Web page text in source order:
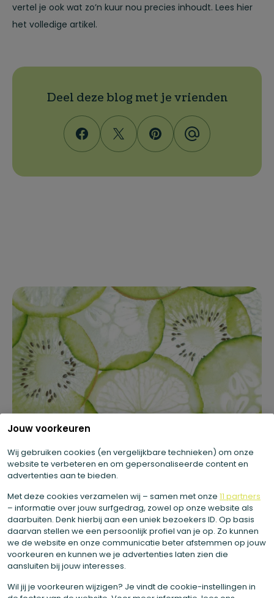
Jouw voorkeuren
Wij gebruiken cookies (en vergelijkbare technieken) om onze
website te verbeteren en om gepersonaliseerde content en
advertenties aan te bieden.
Met deze cookies verzamelen wij – samen met onze 11 partners
– informatie over jouw surfgedrag, zowel op onze website als
daarbuiten. Denk hierbij aan een uniek bezoekers ID. Op basis
daarvan stellen we een persoonlijk profiel van je op. Zo kunnen
we de website en onze communicatie beter afstemmen op jouw
voorkeuren en kunnen we je advertenties laten zien die
aansluiten bij jouw interesses.
Wil jij je voorkeuren wijzigen? Je vindt de cookie-instellingen in
vertel je ook wat zo’n kuur nou precies inhoudt. Lees hier
het volledige artikel.
Deel deze blog met je vrienden
08 juli 2026
Alles over vitamine K:
voeding, opname en